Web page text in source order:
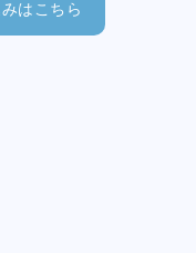
はこちら